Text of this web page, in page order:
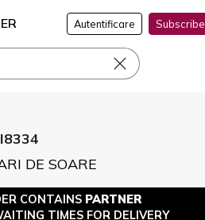
Autentificare Subscribe
DE SOARE
CONTAINS PARTNER
TIMES FOR DELIVERY